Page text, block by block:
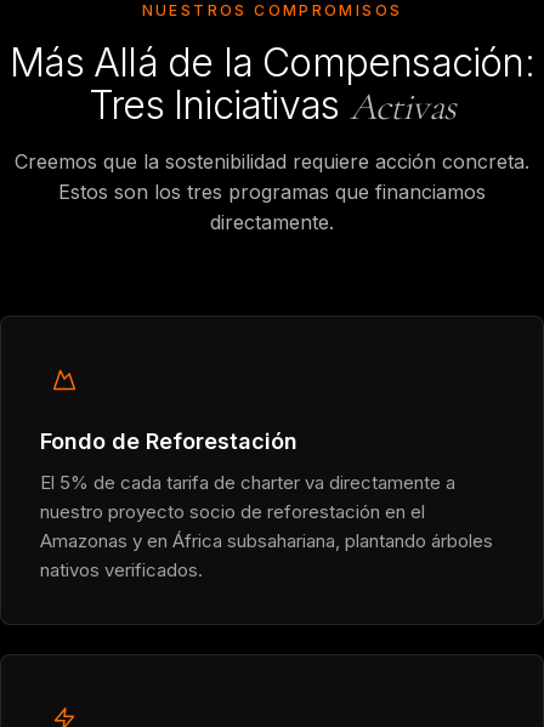
NUESTROS COMPROMISOS
Más Allá de la Compensación:
Tres Iniciativas Activas
Creemos que la sostenibilidad requiere acción concreta.
Estos son los tres programas que financiamos
directamente.
Fondo de Reforestación
El 5% de cada tarifa de charter va directamente a
nuestro proyecto socio de reforestación en el
Amazonas y en África subsahariana, plantando árboles
nativos verificados.